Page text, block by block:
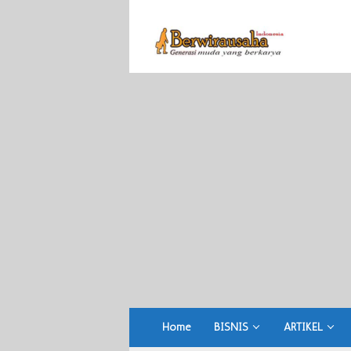
content
Home BISNIS ARTIKEL